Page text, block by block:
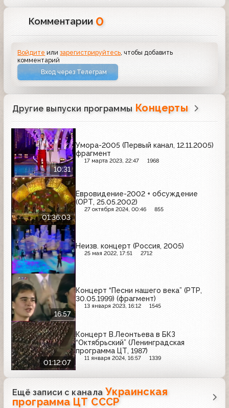
Комментарии 0
Войдите илизарегистрируйтесь , чтобы добавить
комментарий
Вход через Телеграм
Другие выпуски программы Концерты
10:31
Умора-2005 (Первый канал, 12.11.2005)
фрагмент
17 марта 2023, 22:47 1968
01:36:03
Евровидение-2002 + обсуждение
(ОРТ, 25.05.2002)
27 октября 2024, 00:46 855
Неизв. концерт (Россия, 2005)
25 мая 2022, 17:51 2712
16:57
Концерт “Песни нашего века” (РТР,
30.05.1999) (фрагмент)
13 января 2023, 16:12 1545
01:12:07
Концерт В.Леонтьева в БКЗ
“Октябрьский” (Ленинградская
программа ЦТ, 1987)
11 января 2024, 16:57 1339
Ещё записи с канала Украинская
программа ЦТ СССР